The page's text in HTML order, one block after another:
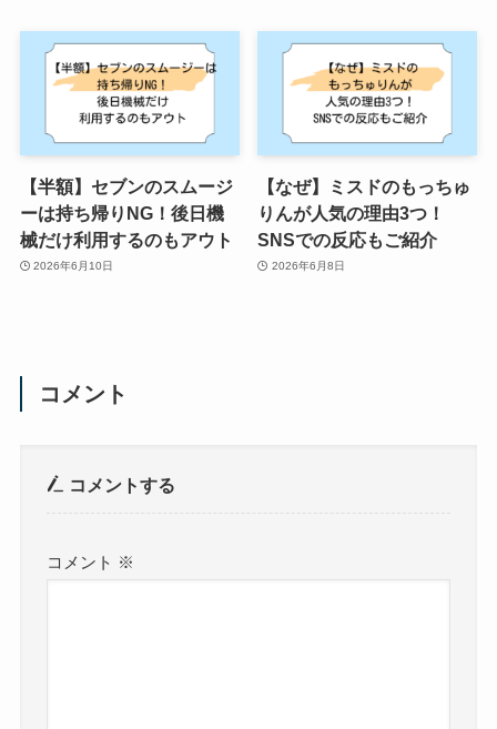
【半額】セブンのスムージ
ーは持ち帰りNG！後日機
械だけ利用するのもアウト
2026年6月10日
【なぜ】ミスドのもっちゅ
りんが人気の理由3つ！
SNSでの反応もご紹介
2026年6月8日
コメント
コメントする
コメント ※